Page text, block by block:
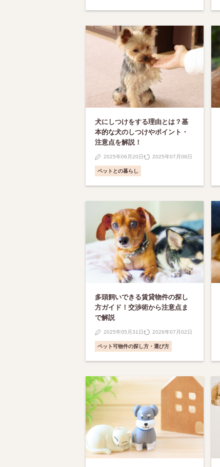
犬にしつけをする理由とは？基
本的な犬のしつけやポイント・
注意点を解説！
2025年06月20日 2025年07月08日
ペットとの暮らし
多頭飼いできる賃貸物件の探し
方ガイド！交渉術から注意点ま
で解説
2025年05月31日 2026年07月02日
ペット可物件の探し方・選び方